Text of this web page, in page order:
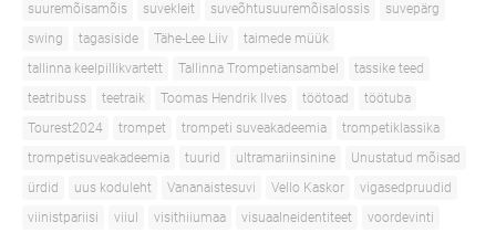
suuremõisamõis
suvekleit suveõhtusuuremõisalossis
suvepärg
swing
tagasiside Tähe-Lee Liiv
taimede müük
tallinna keelpillikvartett
Tallinna Trompetiansambel
tassike teed
teatribuss
teetraik Toomas Hendrik Ilves töötoad
töötuba
Tourest2024
trompet trompeti suveakadeemia
trompetiklassika
trompetisuveakadeemia
tuurid ultramariinsinine
Unustatud mõisad
ürdid
uus koduleht Vananaistesuvi Vello Kaskor
vigasedpruudid
viinistpariisi
viiul visithiiumaa visuaalneidentiteet voordevinti